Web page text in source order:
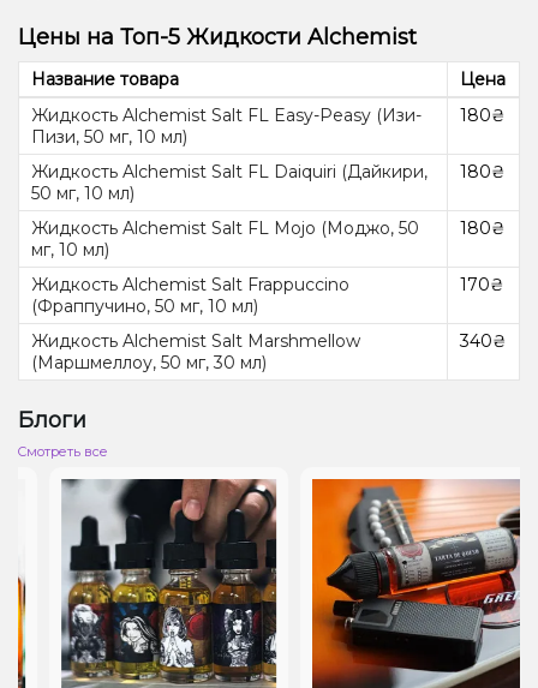
Alchemist изготовлены на основе смеси PG/VG
50/50 и подходят для под-систем малой и средней
мощности.
Жидкости Alchemist отличаются высоким
качеством, разнообразием вкусов и
использованием натуральных ароматизаторов и
солевого никотина, что обеспечивает насыщенный
и плотный вкус дыма.
Цены на Топ-5 Жидкости Alchemist
Название товара
Цена
Жидкость Alchemist Salt FL Easy-Peasy (Изи-
Пизи, 50 мг, 10 мл)
180₴
Жидкость Alchemist Salt FL Daiquiri (Дайкири,
50 мг, 10 мл)
180₴
Жидкость Alchemist Salt FL Mojo (Моджо, 50
мг, 10 мл)
180₴
Жидкость Alchemist Salt Frappuccino
(Фраппучино, 50 мг, 10 мл)
170₴
Жидкость Alchemist Salt Marshmellow
(Маршмеллоу, 50 мг, 30 мл)
340₴
Блоги
Cмотреть все